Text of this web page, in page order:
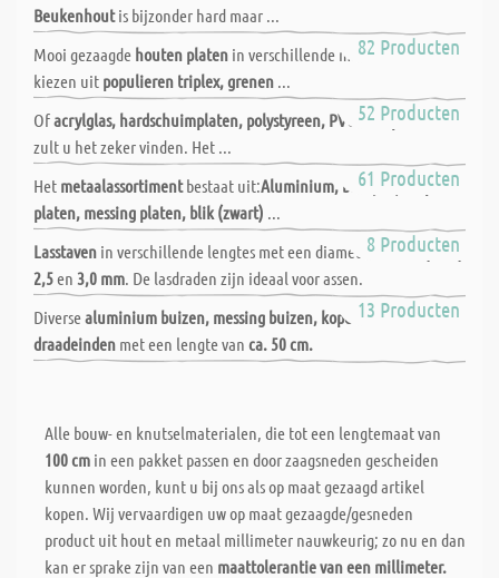
Beukenhoutis bijzonder hard maar ...
82 Producten
Houten platen
Mooi gezaagde houten platen in verschillende maten. U kunt
kiezen uit populieren triplex, grenen
52 Producten
Kunststof zaagservice
Ofacrylglas, hardschuimplaten, polystyreen, PVC of depron, hier
zult u het zeker vinden. Het ...
61 Producten
Metaal zaagservice
Het metaalassortimentbestaat uit:Aluminium, blik (wit), koperen
platen, messing platen, blik (zwart)
8 Producten
Lasstaven
Lasstaven in verschillende lengtes met een diameter van1,0 / 2,0 /
2,5en 3,0 mm . De lasdraden zijn ideaal voor assen.
13 Producten
Buizen en staven
Diversealuminium buizen, messing buizen, koperen stavenen
draadeinden met een lengte van ca. 50 cm.
Alle bouw- en knutselmaterialen, die tot een lengtemaat van
100 cm in een pakket passen en door zaagsneden gescheiden
kunnen worden, kunt u bij ons als op maat gezaagd artikel
kopen. Wij vervaardigen uw op maat gezaagde/gesneden
product uit hout en metaal millimeter nauwkeurig; zo nu en dan
kan er sprake zijn van een maattolerantie van een millimeter.